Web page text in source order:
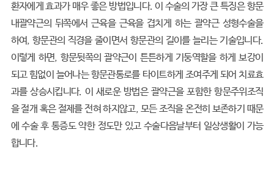
환자에게 효과가 매우 좋은 방법입니다. 이 수술의 가장 큰 특징은 항문
내괄약근의 뒤쪽에서 근육을 근육을 겹치게 하는 괄약근 성형수술을
하여, 항문관의 직경을 줄이면서 항문관의 길이를 늘리는 기술입니다.
이렇게 하면, 항문뒷쪽의 괄약근이 튼튼하게 기둥역할을 하게 보강이
되고 힘없이 늘어나는 항문관통로를 타이트하게 조여주게 되어 치료효
과를 상승시킵니다. 이 새로운 방법은 괄약근을 포함한 항문주위조직
을 절개 혹은 절제를 전혀 하지않고, 모든 조직을 온전히 보존하기 때문
에 수술 후 통증도 약한 정도만 있고 수술다음날부터 일상생활이 가능
합니다.